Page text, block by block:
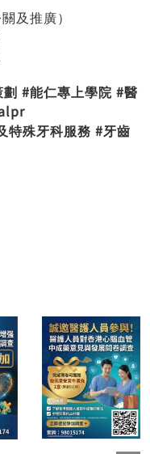
及推廣）
#能仁專上學院 #醫
特殊牙科服務 #牙齒